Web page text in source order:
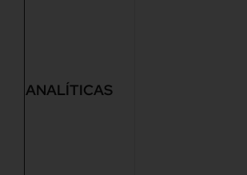
ANALÍTICAS